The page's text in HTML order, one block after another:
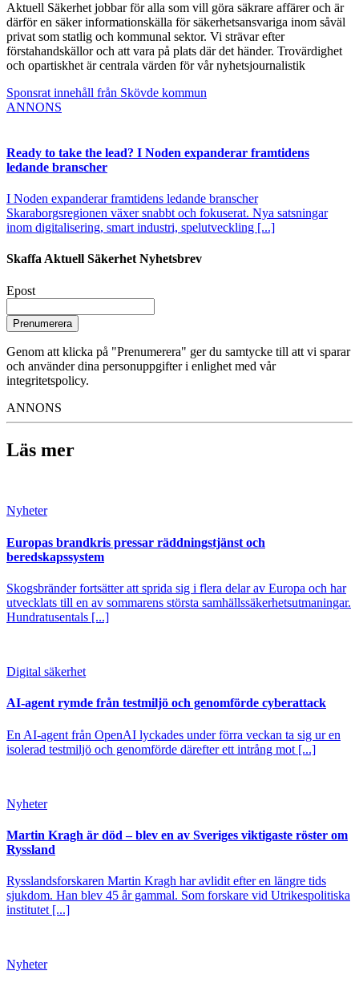
Aktuell Säkerhet jobbar för alla som vill göra säkrare affärer och är
därför en säker informationskälla för säkerhetsansvariga inom såväl
privat som statlig och kommunal sektor. Vi strävar efter
förstahandskällor och att vara på plats där det händer. Trovärdighet
och opartiskhet är centrala värden för vår nyhetsjournalistik
Sponsrat innehåll från Skövde kommun
ANNONS
Ready to take the lead? I Noden expanderar framtidens
ledande branscher
I Noden expanderar framtidens ledande branscher
Skaraborgsregionen växer snabbt och fokuserat. Nya satsningar
inom digitalisering, smart industri, spelutveckling [...]
Skaffa Aktuell Säkerhet Nyhetsbrev
Epost
Prenumerera
Genom att klicka på "Prenumerera" ger du samtycke till att vi sparar
och använder dina personuppgifter i enlighet med vår
integritetspolicy.
ANNONS
Läs mer
Nyheter
Europas brandkris pressar räddningstjänst och
beredskapssystem
Skogsbränder fortsätter att sprida sig i flera delar av Europa och har
utvecklats till en av sommarens största samhällssäkerhetsutmaningar.
Hundratusentals [...]
Digital säkerhet
AI-agent rymde från testmiljö och genomförde cyberattack
En AI-agent från OpenAI lyckades under förra veckan ta sig ur en
isolerad testmiljö och genomförde därefter ett intrång mot [...]
Nyheter
Martin Kragh är död – blev en av Sveriges viktigaste röster om
Ryssland
Rysslandsforskaren Martin Kragh har avlidit efter en längre tids
sjukdom. Han blev 45 år gammal. Som forskare vid Utrikespolitiska
institutet [...]
Nyheter